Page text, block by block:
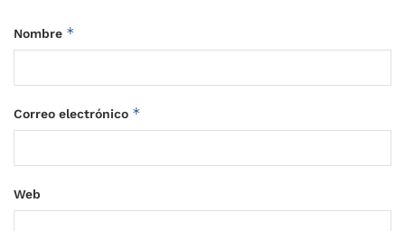
Nombre *
Correo electrónico *
Web